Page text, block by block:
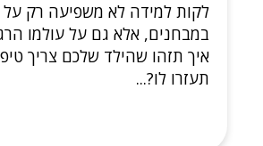
לקות למידה לא משפיעה רק
במבחנים, אלא גם על עולמו
איך תזהו שהילד שלכם צריך
תעזרו לו?...